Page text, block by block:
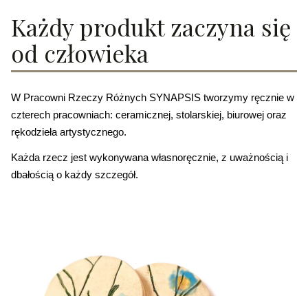
Każdy produkt zaczyna się
od człowieka
W Pracowni Rzeczy Różnych SYNAPSIS tworzymy ręcznie w
czterech pracowniach: ceramicznej, stolarskiej, biurowej oraz
rękodzieła artystycznego.
Każda rzecz jest wykonywana własnoręcznie, z uważnością i
dbałością o każdy szczegół.